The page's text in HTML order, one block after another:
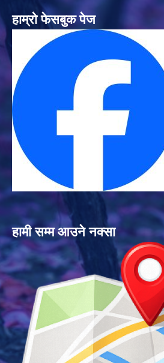
हाम्रो फेसबुक पेज
हामी सम्म आउने नक्सा